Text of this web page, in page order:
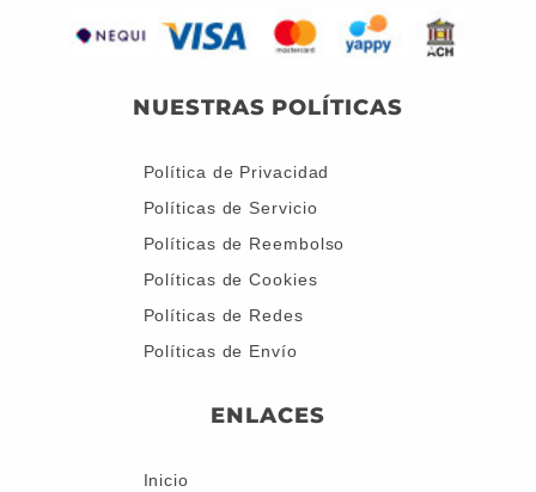
NUESTRAS POLÍTICAS
Política de Privacidad
Políticas de Servicio
Políticas de Reembolso
Políticas de Cookies
Políticas de Redes
Políticas de Envío
ENLACES
Inicio